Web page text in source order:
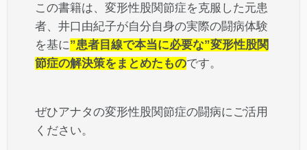
この書籍は、変形性股関節症を克服した元患
者、井口由紀子が自分自身の実際の闘病体験
を基に”患者目線で本当に必要な”変形性股関
節症の解決策をまとめたものです。
ぜひアナタの変形性股関節症の闘病にご活用
ください。